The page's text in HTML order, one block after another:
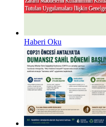
Haberi Oku